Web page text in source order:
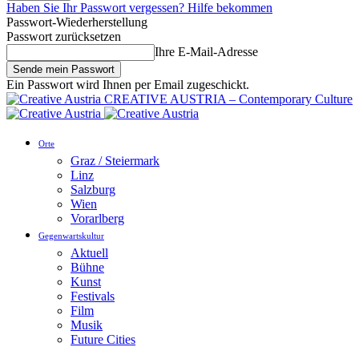
Haben Sie Ihr Passwort vergessen? Hilfe bekommen
Passwort-Wiederherstellung
Passwort zurücksetzen
Ihre E-Mail-Adresse
Ein Passwort wird Ihnen per Email zugeschickt.
CREATIVE AUSTRIA – Contemporary Culture
Orte
Graz / Steiermark
Linz
Salzburg
Wien
Vorarlberg
Gegenwartskultur
Aktuell
Bühne
Kunst
Festivals
Film
Musik
Future Cities